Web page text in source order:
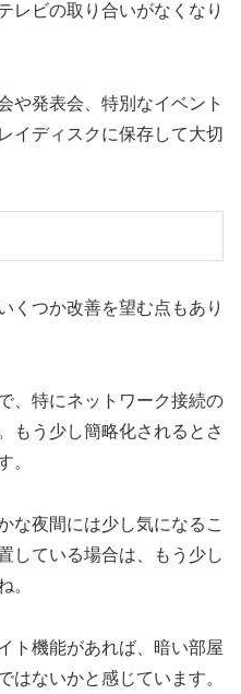
レビの取り合いがなくなり
や発表会、特別なイベント
イディスクに保存して大切
くつか改善を望む点もあり
、特にネットワーク接続の
もう少し簡略化されるとさ
。
な夜間には少し気になるこ
している場合は、もう少し
。
ト機能があれば、暗い部屋
はないかと感じています。